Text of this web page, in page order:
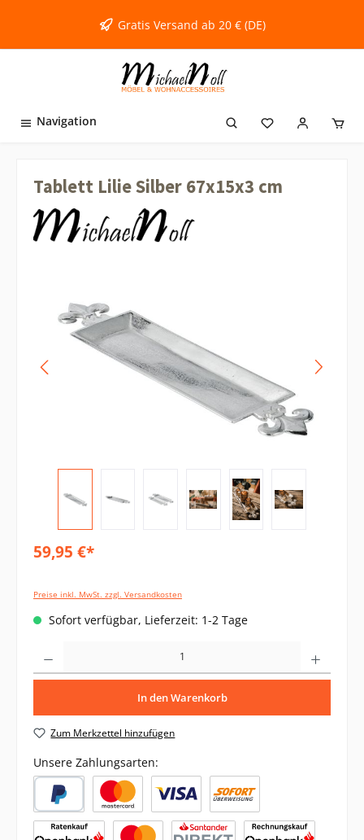
Gratis Versand ab 20 € (DE)
Navigation
Tablett Lilie Silber 67x15x3 cm
59,95 €*
Preise inkl. MwSt. zzgl. Versandkosten
Sofort verfügbar, Lieferzeit: 1-2 Tage
In den Warenkorb
Zum Merkzettel hinzufügen
Unsere Zahlungsarten: